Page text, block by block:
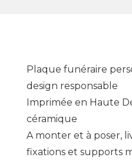
Plaque funéraire
design responsable
Imprimée en Haute
céramique
A monter et à poser,
fixations et supports